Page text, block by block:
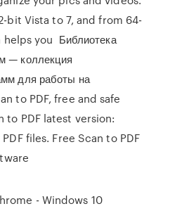
bit Vista to 7, and from 64-
you Библиотека
— коллекция
для работы на
to PDF, free and safe
to PDF latest version:
files. Free Scan to PDF
- Windows 10